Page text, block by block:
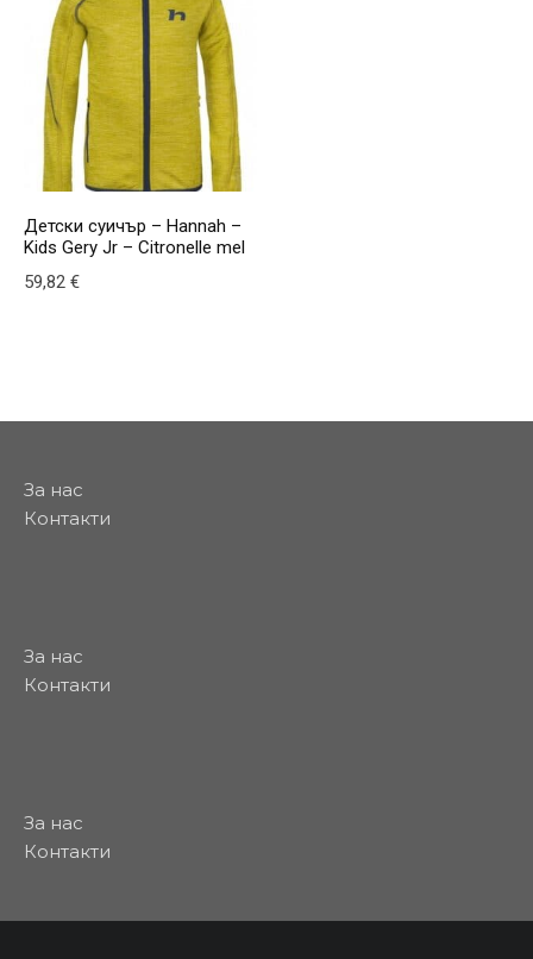
Детски суичър – Hannah –
Kids Gery Jr – Citronelle mel
59,82 €
За нас
Контакти
За нас
Контакти
За нас
Контакти